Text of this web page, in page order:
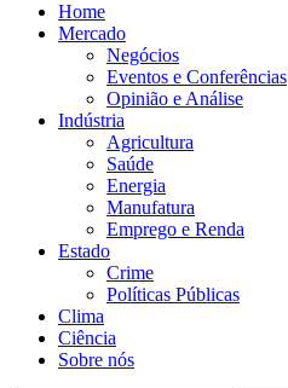
Home
Mercado
Negócios
Eventos e Conferências
Opinião e Análise
Indústria
Agricultura
Saúde
Energia
Manufatura
Emprego e Renda
Estado
Crime
Políticas Públicas
Clima
Ciência
Sobre nós